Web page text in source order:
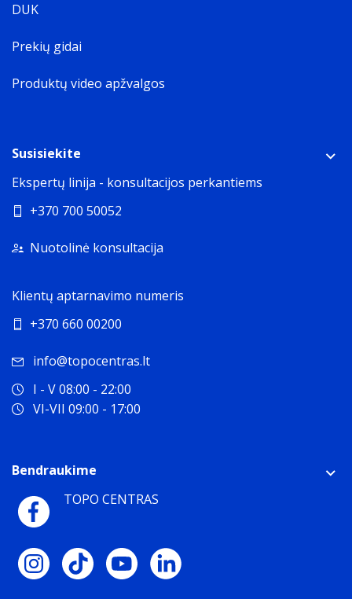
DUK
Prekių gidai
Produktų video apžvalgos
Susisiekite
Ekspertų linija - konsultacijos perkantiems
+370 700 50052
Nuotolinė konsultacija
Klientų aptarnavimo numeris
+370 660 00200
info@topocentras.lt
I - V 08:00 - 22:00
VI-VII 09:00 - 17:00
Bendraukime
TOPO CENTRAS